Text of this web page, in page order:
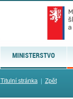
MINISTERSTVO
Titulní stránka| Zpět